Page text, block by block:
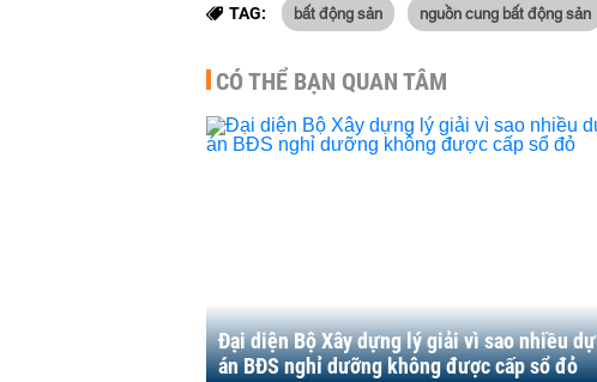
TAG: bất động sản nguồn cung bất động sản
CÓ THỂ BẠN QUAN TÂM
Đại diện Bộ Xây dựng lý giải vì sao nhiều dự
án BĐS nghỉ dưỡng không được cấp sổ đỏ